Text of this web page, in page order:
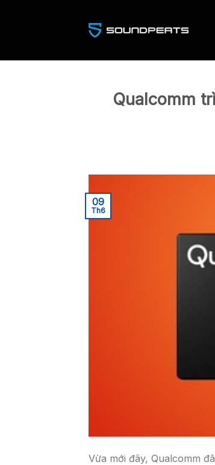
Qualcomm
09
Th6
Vừa mới đây, Qualcomm